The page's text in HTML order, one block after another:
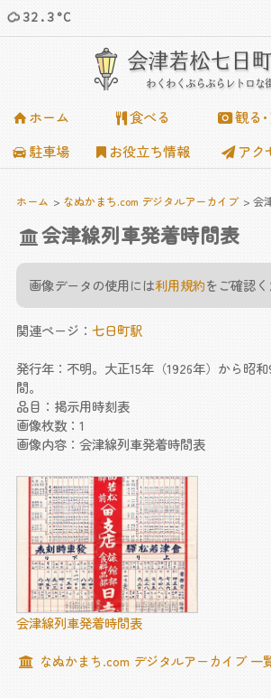
32.3°C













 会津若松七日
わくわくぶらぶらレトロな
ホーム 食べる 観る
駐車場
お役立ち情報 アク
ホーム なぬかまち.com デジタルアーカイブ 会
会津線列車発着時間表
画像データの使用には利用規約をご確認く
関連ページ： 七日町駅
発行年：不明。大正15年（1926年）から昭
間。
品目：掲示用時刻表
画像枚数：1
画像内容：会津線列車発着時間表
会津線列車発着時間表
なぬかまち.com デジタルアーカイブ 一